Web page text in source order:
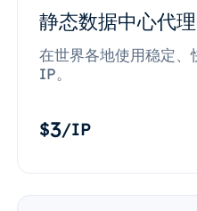
静态数据中心代理
在世界各地使用稳定
IP。
$3/IP